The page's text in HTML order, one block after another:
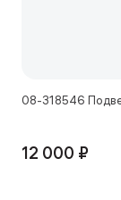
08-318546
12 000 ₽